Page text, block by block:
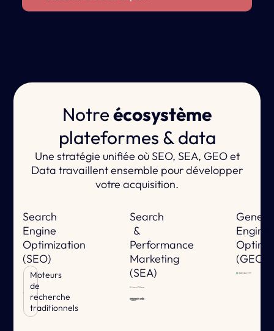
Notreécosystème
plateformes & data
Une stratégie unifiée où SEO, SEA, GEO et
Data travaillent ensemble pour développer
votre acquisition.
Search
Engine
Optimization
(SEO)
Moteurs
de
recherche
traditionnels
Search
&
Performance
Marketing
(SEA)
Engine
(GEO)